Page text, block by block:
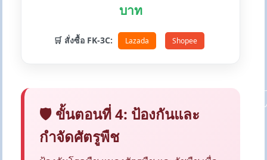
บาท
🛒 สั่งซื้อ FK-3C: Lazada Shopee
🛡️ ขั้นตอนที่ 4: ป้องกันและ
กำจัดศัตรูพืช